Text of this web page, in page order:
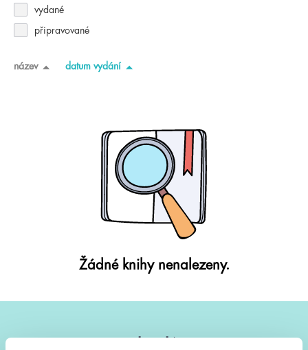
vydané
připravované
název datum vydání
Žádné knihy nenalezeny.